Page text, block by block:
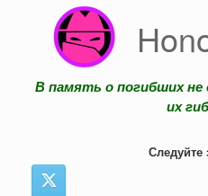
содержанию
В память о погибших не
их
Следуйте